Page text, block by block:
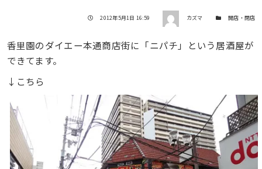
投稿日
2012年5月1日 16:59 著者 カズマ カテゴリー開店・閉店
香里園のダイエー本通商店街に「ニパチ」という居酒屋が
できてます。
↓こちら